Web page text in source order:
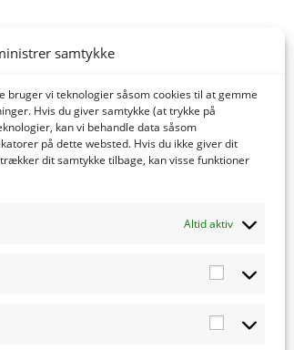
samtykke
bruger vi teknologier såsom cookies til at gemme
Hvis du giver samtykke (at trykke på
kan vi behandle data såsom
på dette websted. Hvis du ikke giver dit
dit samtykke tilbage, kan visse funktioner
Altid aktiv
Statistics
Marketing